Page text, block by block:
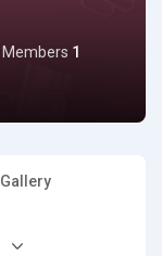
Members 1
Gallery